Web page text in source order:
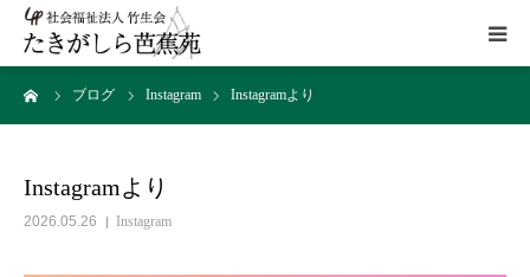
ブログ Instagram Instagramより
Instagramより
2026.05.26 Instagram
HOME
施設概要